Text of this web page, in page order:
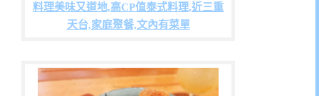
料理美味又道地,高CP值泰式料理,近三重
天台,家庭聚餐,文內有菜單